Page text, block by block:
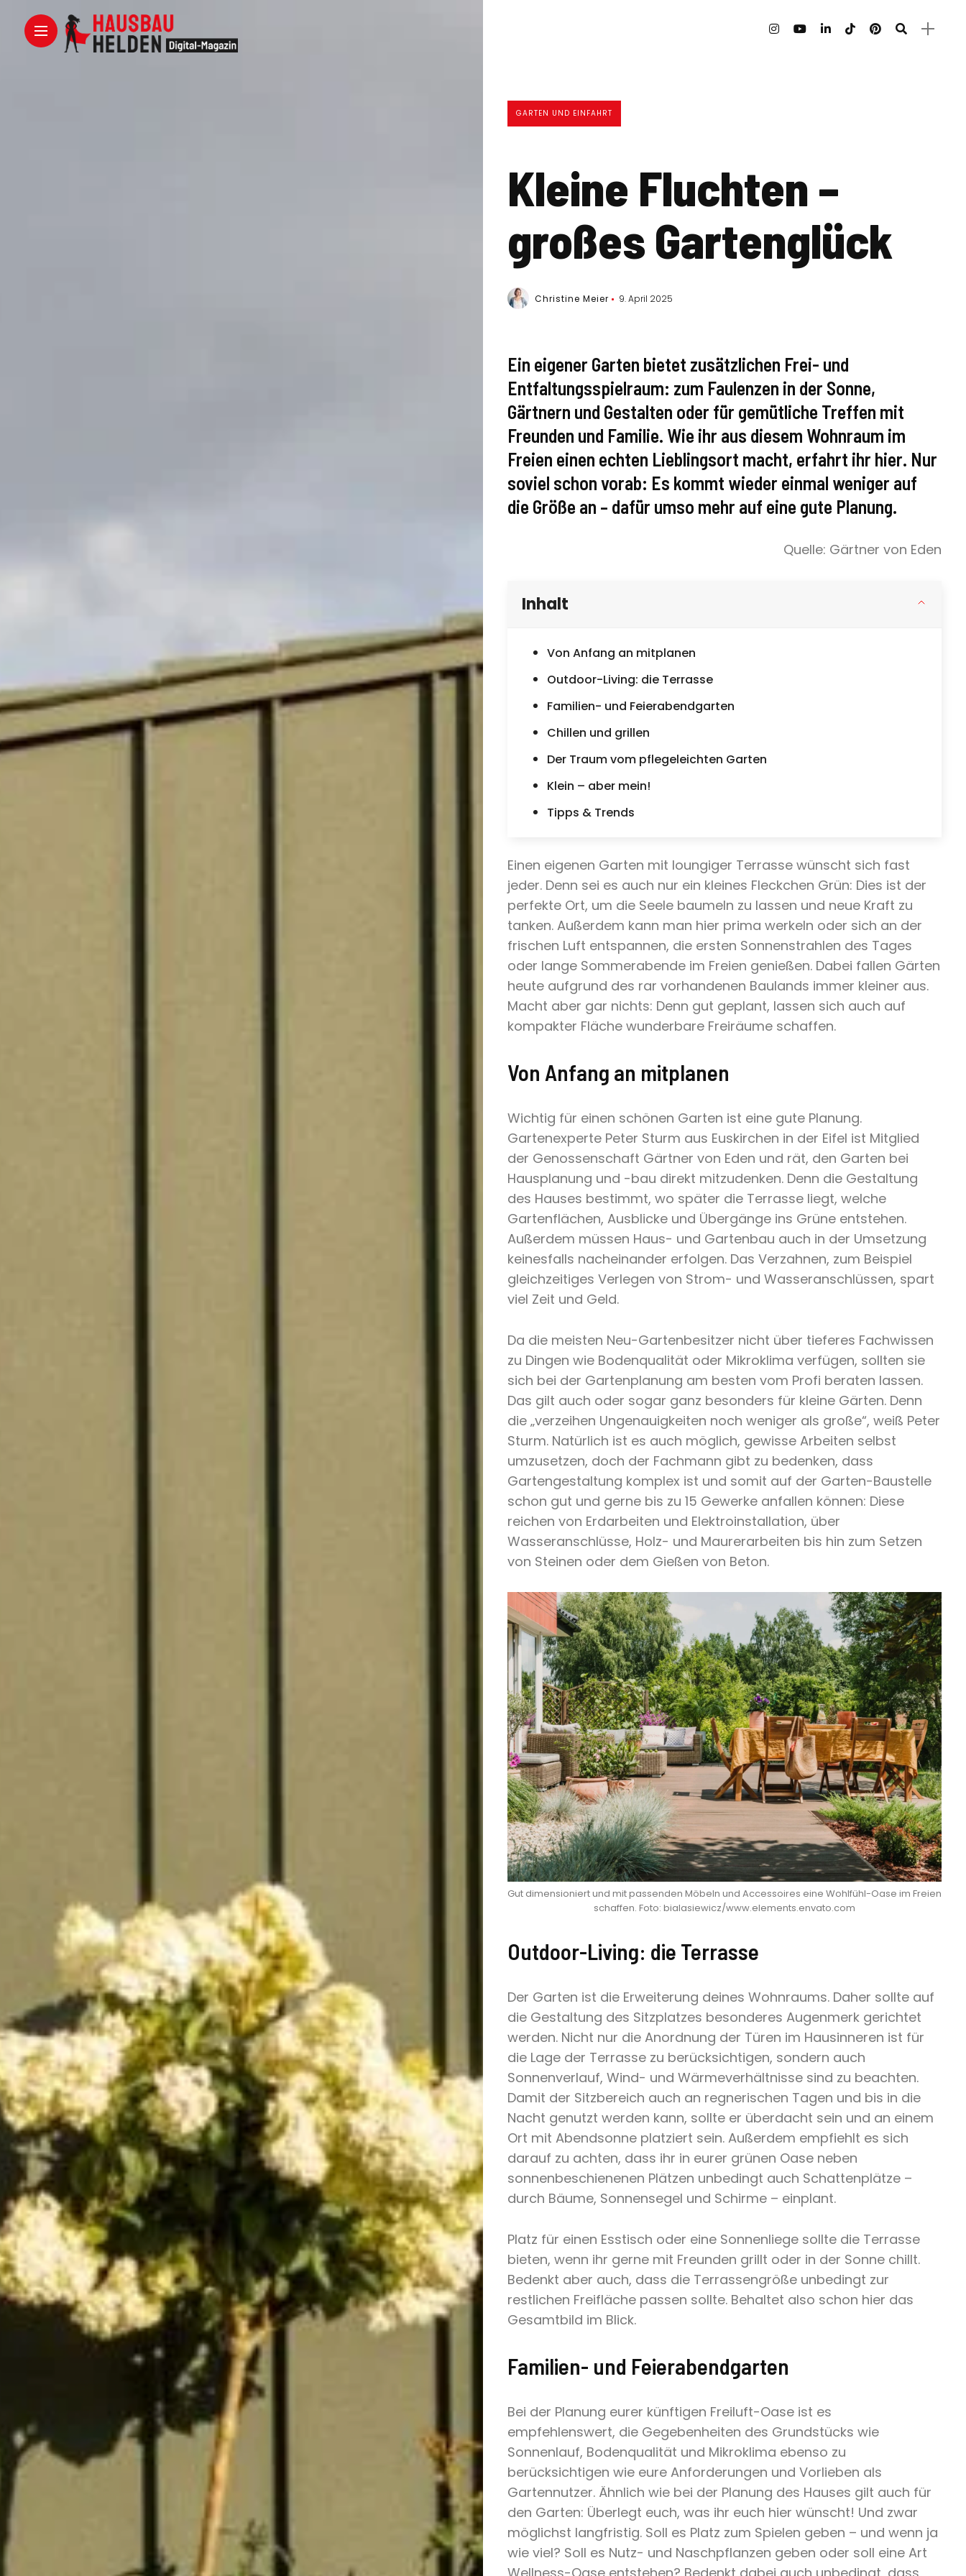
Haustypen
Homestory
Ratgeber
Wohntrends
Outdoor
Kleine Fluchten –
großes Gartenglück
Christine Meier 9. April 2025
Ein eigener Garten bietet zusätzlichen Frei- und
Entfaltungsspielraum: zum Faulenzen in der Sonne,
Gärtnern und Gestalten oder für gemütliche Treffen mit
Freunden und Familie. Wie ihr aus diesem Wohnraum im
Freien einen echten Lieblingsort macht, erfahrt ihr hier. Nur
soviel schon vorab: Es kommt wieder einmal weniger auf
die Größe an – dafür umso mehr auf eine gute Planung.
Quelle: Gärtner von Eden
Inhalt
Von Anfang an mitplanen
Outdoor-Living: die Terrasse
Familien- und Feierabendgarten
Chillen und grillen
Der Traum vom pflegeleichten Garten
Klein – aber mein!
Tipps & Trends
Einen eigenen Garten mit loungiger Terrasse wünscht sich fast
jeder. Denn sei es auch nur ein kleines Fleckchen Grün: Dies ist der
perfekte Ort, um die Seele baumeln zu lassen und neue Kraft zu
tanken. Außerdem kann man hier prima werkeln oder sich an der
frischen Luft entspannen, die ersten Sonnenstrahlen des Tages
oder lange Sommerabende im Freien genießen. Dabei fallen Gärten
heute aufgrund des rar vorhandenen Baulands immer kleiner aus.
Macht aber gar nichts: Denn gut geplant, lassen sich auch auf
kompakter Fläche wunderbare Freiräume schaffen.
Von Anfang an mitplanen
Wichtig für einen schönen Garten ist eine gute Planung.
Gartenexperte Peter Sturm aus Euskirchen in der Eifel ist Mitglied
der Genossenschaft Gärtner von Eden und rät, den Garten bei
Hausplanung und -bau direkt mitzudenken. Denn die Gestaltung
des Hauses bestimmt, wo später die Terrasse liegt, welche
Gartenflächen, Ausblicke und Übergänge ins Grüne entstehen.
Außerdem müssen Haus- und Gartenbau auch in der Umsetzung
keinesfalls nacheinander erfolgen. Das Verzahnen, zum Beispiel
gleichzeitiges Verlegen von Strom- und Wasseranschlüssen, spart
viel Zeit und Geld.
Da die meisten Neu-Gartenbesitzer nicht über tieferes Fachwissen
zu Dingen wie Bodenqualität oder Mikroklima verfügen, sollten sie
sich bei der Gartenplanung am besten vom Profi beraten lassen.
Das gilt auch oder sogar ganz besonders für kleine Gärten. Denn
die „verzeihen Ungenauigkeiten noch weniger als große“, weiß Peter
Sturm. Natürlich ist es auch möglich, gewisse Arbeiten selbst
umzusetzen, doch der Fachmann gibt zu bedenken, dass
Gartengestaltung komplex ist und somit auf der Garten-Baustelle
schon gut und gerne bis zu 15 Gewerke anfallen können: Diese
reichen von Erdarbeiten und Elektroinstallation, über
Wasseranschlüsse, Holz- und Maurerarbeiten bis hin zum Setzen
von Steinen oder dem Gießen von Beton.
Gut dimensioniert und mit passenden Möbeln und Accessoires eine Wohlfühl-Oase im Freien
schaffen. Foto: bialasiewicz/www.elements.envato.com
Outdoor-Living: die Terrasse
Der Garten ist die Erweiterung deines Wohnraums. Daher sollte auf
die Gestaltung des Sitzplatzes besonderes Augenmerk gerichtet
werden. Nicht nur die Anordnung der Türen im Hausinneren ist für
die Lage der Terrasse zu berücksichtigen, sondern auch
Sonnenverlauf, Wind- und Wärmeverhältnisse sind zu beachten.
Damit der Sitzbereich auch an regnerischen Tagen und bis in die
Nacht genutzt werden kann, sollte er überdacht sein und an einem
Ort mit Abendsonne platziert sein. Außerdem empfiehlt es sich
darauf zu achten, dass ihr in eurer grünen Oase neben
sonnenbeschienenen Plätzen unbedingt auch Schattenplätze –
durch Bäume, Sonnensegel und Schirme – einplant.
Platz für einen Esstisch oder eine Sonnenliege sollte die Terrasse
bieten, wenn ihr gerne mit Freunden grillt oder in der Sonne chillt.
Bedenkt aber auch, dass die Terrassengröße unbedingt zur
restlichen Freifläche passen sollte. Behaltet also schon hier das
Gesamtbild im Blick.
Familien- und Feierabendgarten
Bei der Planung eurer künftigen Freiluft-Oase ist es
empfehlenswert, die Gegebenheiten des Grundstücks wie
Sonnenlauf, Bodenqualität und Mikroklima ebenso zu
berücksichtigen wie eure Anforderungen und Vorlieben als
Gartennutzer. Ähnlich wie bei der Planung des Hauses gilt auch für
den Garten: Überlegt euch, was ihr euch hier wünscht! Und zwar
möglichst langfristig. Soll es Platz zum Spielen geben – und wenn ja
wie viel? Soll es Nutz- und Naschpflanzen geben oder soll eine Art
GARTEN UND EINFAHRT